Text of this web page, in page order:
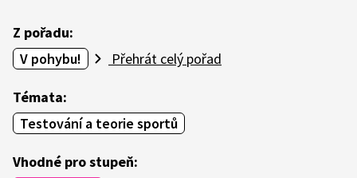
Z pořadu:
V pohybu!
Přehrát celý pořad
Témata:
Testování a teorie sportů
Vhodné pro stupeň: